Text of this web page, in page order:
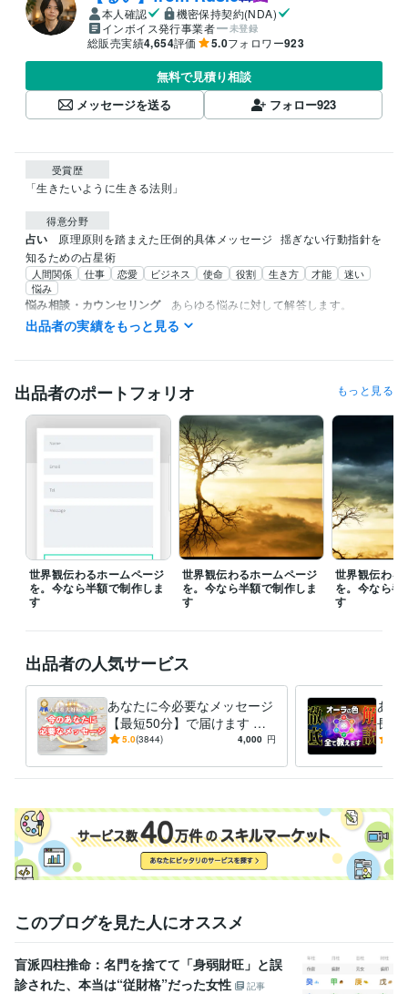
本人確認
機密保持契約(NDA)
インボイス発行事業者
未登録
総販売実績4,654評価 5.0フォロワー923
無料で見積り相談
メッセージを送る
フォロー923
受賞歴
「生きたいように生きる法則」
得意分野
占い 原理原則を踏まえた圧倒的具体メッセージ 揺ぎない行動指針を
知るための占星術
人間関係 仕事 恋愛 ビジネス 使命 役割 生き方 才能
迷い
悩み
悩み相談・カウンセリング あらゆる悩みに対して解答します。
心 家庭 ビジネス 仕事 恋愛
メンタル
出品者の実績をもっと見る
出品者のポートフォリオ もっと見る
世界観伝わるホームページ
を。今なら半額で制作しま
す
世界観伝わるホームページ
を。今なら半額で制作しま
す
世界観伝わる
を。今なら半
す
出品者の人気サービス
あなたに今必要なメッセージ
【最短50分】で届けます 魂
格を上げ、妥協のない人生を
5.0(3844) 4,000 円
あな
長度
の、
このブログを見た人にオススメ
盲派四柱推命：名門を捨てて「身弱財旺」と誤
診された、本当は“従財格”だった女性
記事